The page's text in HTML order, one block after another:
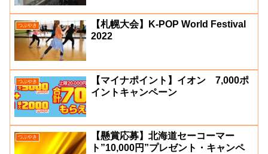
つぶやき
【札幌大会】K-POP World Festival
2022
つぶやき
【マイナポイント】イオン 7,000ポ
イントキャンペーン
つぶやき
【懸賞応募】北海道セーコーマー
ト”10,000円”プレゼント・キャンペ